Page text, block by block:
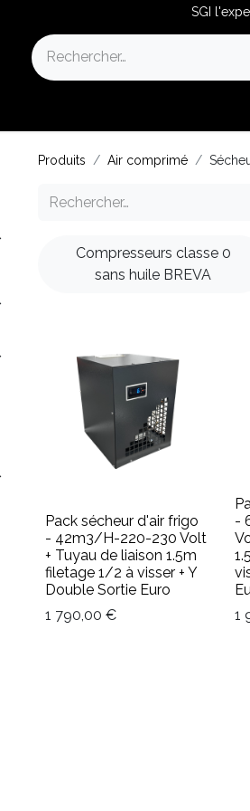
SGI
Produits Air comprimé
Compresseurs classe 0
sans huile BREVA
Pack sécheur d'air frigo
- 42m3/H-220-230 Volt
+ Tuyau de liaison 1.5m
filetage 1/2 à visser + Y
Double Sortie Euro
1 790,00 €
-
1